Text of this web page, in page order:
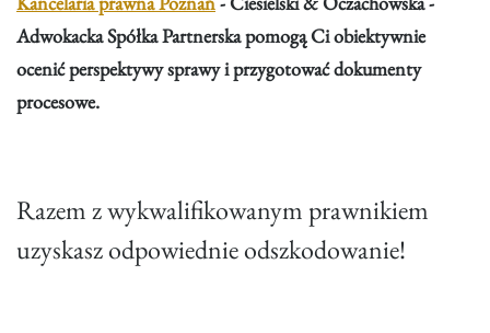
Adwokacka Spółka Partnerska pomogą Ci obiektywnie
ocenić perspektywy sprawy i przygotować dokumenty
procesowe.
Razem z wykwalifikowanym prawnikiem
uzyskasz odpowiednie odszkodowanie!